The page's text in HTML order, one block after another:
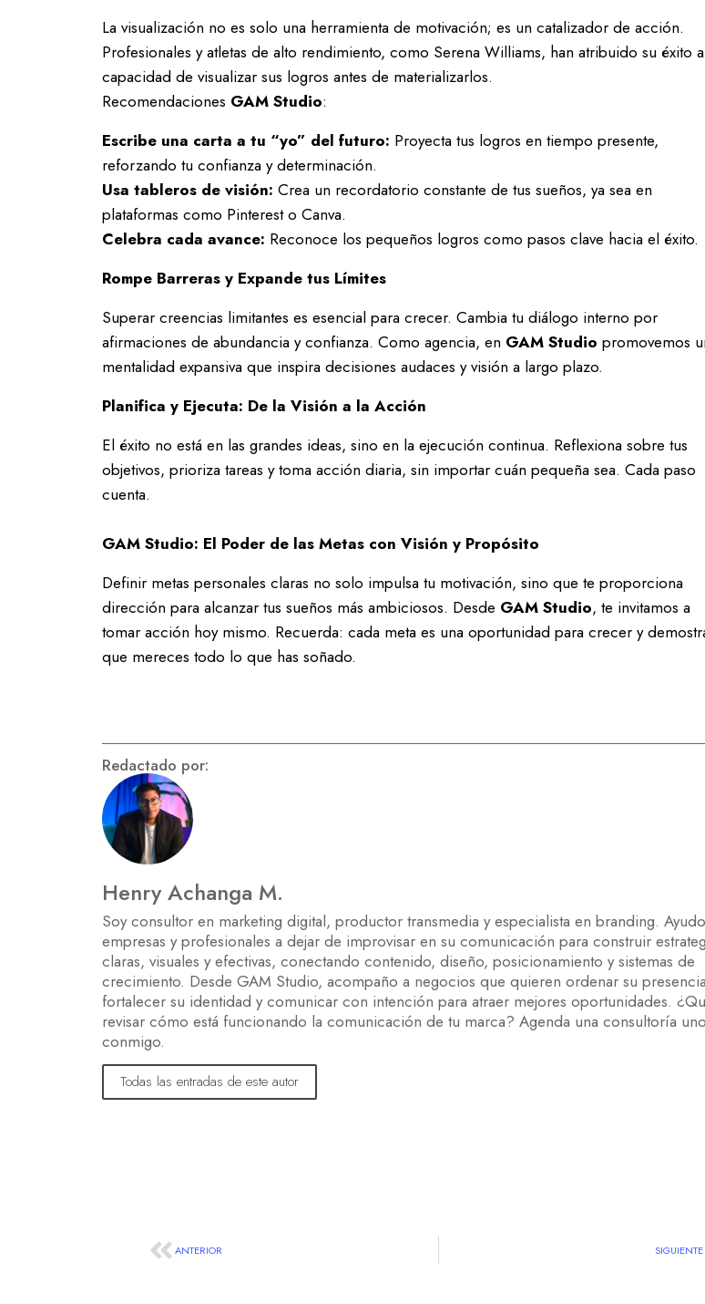
La visualización no es solo una herramienta de motivación; es un catalizador de acción.
Profesionales y atletas de alto rendimiento, como Serena Williams, han atribuido su éxito
capacidad de visualizar sus logros antes de materializarlos.
Recomendaciones GAM Studio:
Escribe una carta a tu “yo” del futuro: Proyecta tus logros en tiempo presente,
reforzando tu confianza y determinación.
Usa tableros de visión: Crea un recordatorio constante de tus sueños, ya sea en
plataformas como Pinterest o Canva.
Celebra cada avance: Reconoce los pequeños logros como pasos clave hacia el éxito.
Rompe Barreras y Expande tus Límites
Superar creencias limitantes es esencial para crecer. Cambia tu diálogo interno por
afirmaciones de abundancia y confianza. Como agencia, en GAM Studio promovemos
mentalidad expansiva que inspira decisiones audaces y visión a largo plazo.
Planifica y Ejecuta: De la Visión a la Acción
El éxito no está en las grandes ideas, sino en la ejecución continua. Reflexiona sobre tus
objetivos, prioriza tareas y toma acción diaria, sin importar cuán pequeña sea. Cada paso
cuenta.
GAM Studio: El Poder de las Metas con Visión y Propósito
Definir metas personales claras no solo impulsa tu motivación, sino que te proporciona
dirección para alcanzar tus sueños más ambiciosos. Desde GAM Studio, te invitamos a
tomar acción hoy mismo. Recuerda: cada meta es una oportunidad para crecer y
que mereces todo lo que has soñado.
Redactado por:
Henry Achanga M.
Soy consultor en marketing digital, productor transmedia y especialista en branding.
empresas y profesionales a dejar de improvisar en su comunicación para construir
claras, visuales y efectivas, conectando contenido, diseño, posicionamiento y sistemas de
crecimiento. Desde GAM Studio, acompaño a negocios que quieren ordenar su
fortalecer su identidad y comunicar con intención para atraer mejores oportunidades.
revisar cómo está funcionando la comunicación de tu marca? Agenda una consultoría
conmigo.
Todas las entradas de este autor
ANTERIOR SIGUIENTE